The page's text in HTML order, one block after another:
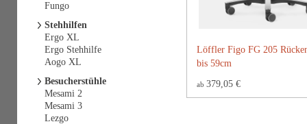
Löffler Figo FG 205
bis 59cm
ab 379,05 €
Fungo
Stehhilfen
Ergo XL
Ergo Stehhilfe
Aogo XL
Besucherstühle
Mesami 2
Mesami 3
Lezgo